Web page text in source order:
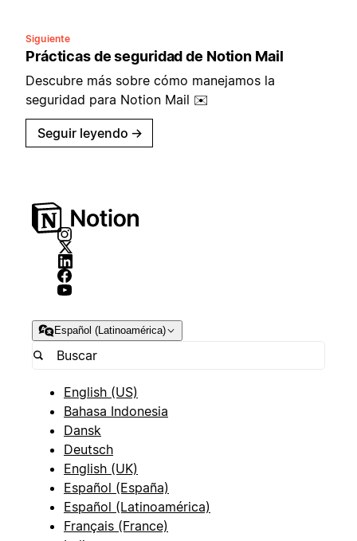
Siguiente
Prácticas de seguridad de Notion Mail
Descubre más sobre cómo manejamos la
seguridad para Notion Mail ✉️
Seguir leyendo →
Español (Latinoamérica)
English (US)
Bahasa Indonesia
Dansk
Deutsch
English (UK)
Español (España)
Español (Latinoamérica)
Français (France)